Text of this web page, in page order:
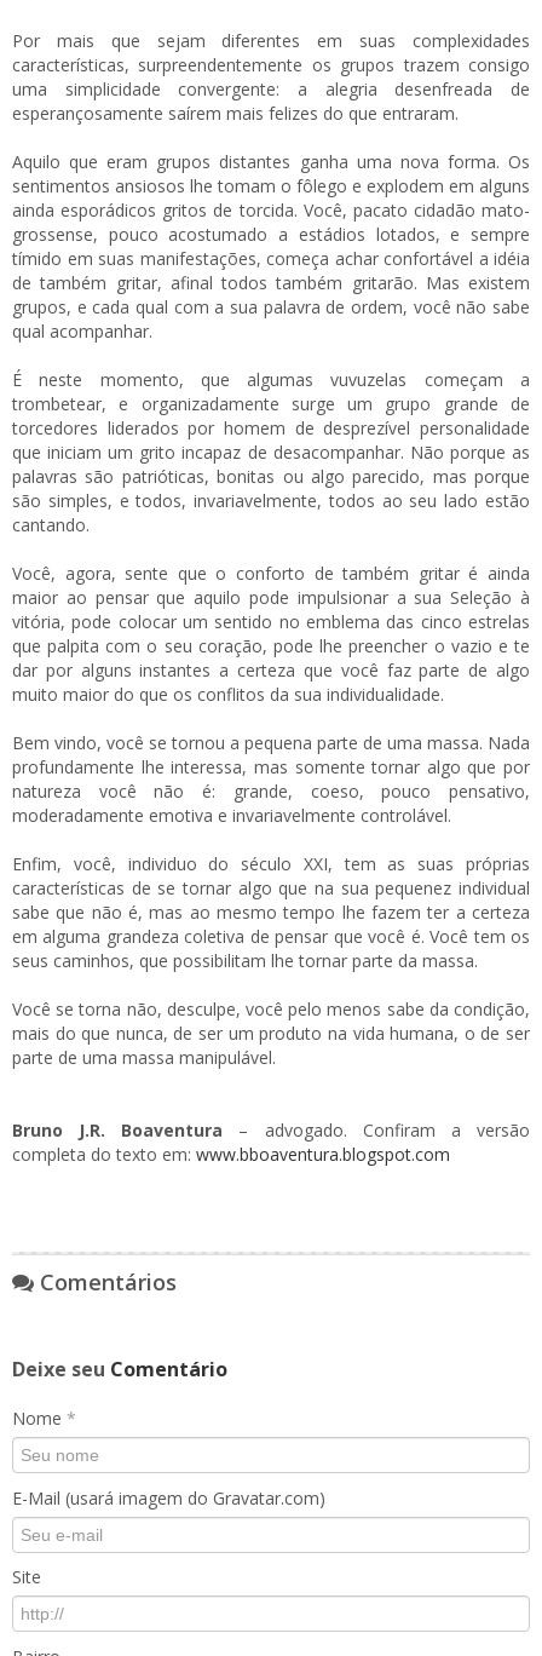
Por mais que sejam diferentes em suas complexidades
características, surpreendentemente os grupos trazem consigo
uma simplicidade convergente: a alegria desenfreada de
esperançosamente saírem mais felizes do que entraram.
Aquilo que eram grupos distantes ganha uma nova forma. Os
sentimentos ansiosos lhe tomam o fôlego e explodem em alguns
ainda esporádicos gritos de torcida. Você, pacato cidadão mato-
grossense, pouco acostumado a estádios lotados, e sempre
tímido em suas manifestações, começa achar confortável a idéia
de também gritar, afinal todos também gritarão. Mas existem
grupos, e cada qual com a sua palavra de ordem, você não sabe
qual acompanhar.
É neste momento, que algumas vuvuzelas começam a
trombetear, e organizadamente surge um grupo grande de
torcedores liderados por homem de desprezível personalidade
que iniciam um grito incapaz de desacompanhar. Não porque as
palavras são patrióticas, bonitas ou algo parecido, mas porque
são simples, e todos, invariavelmente, todos ao seu lado estão
cantando.
Você, agora, sente que o conforto de também gritar é ainda
maior ao pensar que aquilo pode impulsionar a sua Seleção à
vitória, pode colocar um sentido no emblema das cinco estrelas
que palpita com o seu coração, pode lhe preencher o vazio e te
dar por alguns instantes a certeza que você faz parte de algo
muito maior do que os conflitos da sua individualidade.
Bem vindo, você se tornou a pequena parte de uma massa. Nada
profundamente lhe interessa, mas somente tornar algo que por
natureza você não é: grande, coeso, pouco pensativo,
moderadamente emotiva e invariavelmente controlável.
Enfim, você, individuo do século XXI, tem as suas próprias
características de se tornar algo que na sua pequenez individual
sabe que não é, mas ao mesmo tempo lhe fazem ter a certeza
em alguma grandeza coletiva de pensar que você é. Você tem os
seus caminhos, que possibilitam lhe tornar parte da massa.
Você se torna não, desculpe, você pelo menos sabe da condição,
mais do que nunca, de ser um produto na vida humana, o de ser
parte de uma massa manipulável.
Bruno J.R. Boaventura – advogado. Confiram a versão
completa do texto em: www.bboaventura.blogspot.com
Comentários
Deixe seu Comentário
Nome *
E-Mail (usará imagem do Gravatar.com)
Site